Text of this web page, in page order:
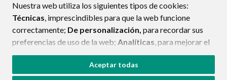
Nuestra web utiliza los siguientes tipos de cookies:
Técnicas, imprescindibles para que la web funcione
correctamente; De personalización, para recordar sus
preferencias de uso de la web; Analíticas, para mejorar el
funcionamiento de la web y sus servicios.
Si acepta pulsando el botón“Aceptar todas”
Aceptar todas